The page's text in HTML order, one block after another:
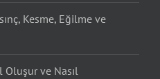
Kesme, Eğilme ve
Oluşur ve Nasıl